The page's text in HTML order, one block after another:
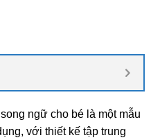
ngữ cho bé là một mẫu
với thiết kế tập trung